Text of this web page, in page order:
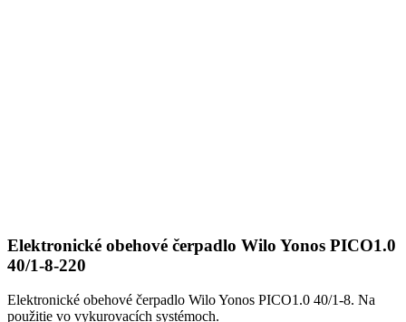
Elektronické obehové čerpadlo Wilo Yonos PICO1.0
40/1-8-220
Elektronické obehové čerpadlo Wilo Yonos PICO1.0 40/1-8. Na
použitie vo vykurovacích systémoch.